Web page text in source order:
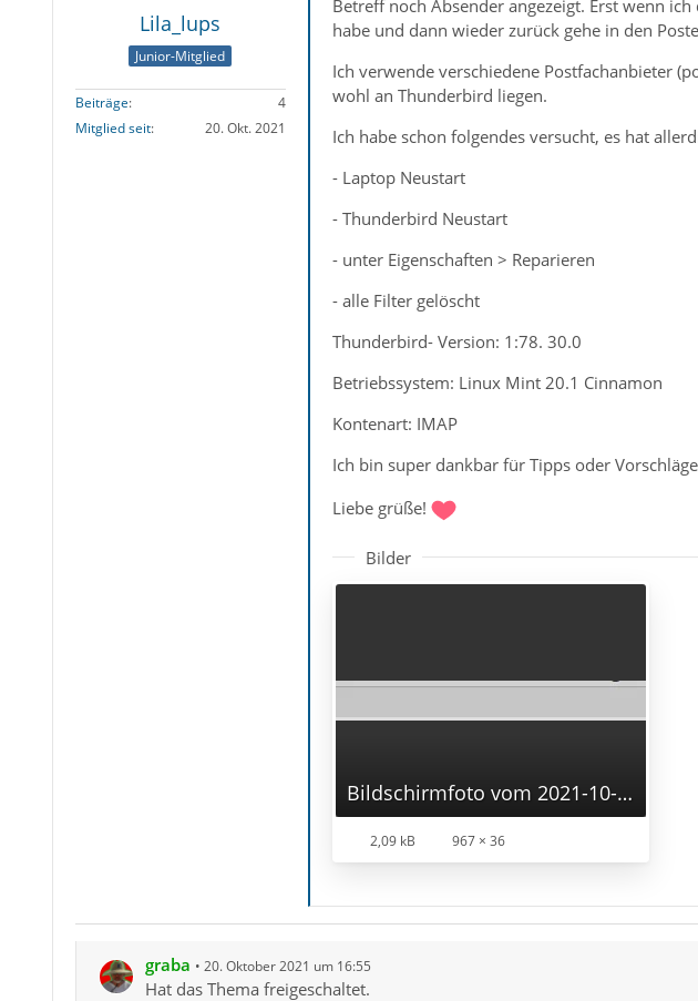
Lila_lups
Junior-Mitglied
Beiträge
4
Mitglied seit
20. Okt. 2021
Betreff noch Absender angezeigt. Erst wenn
habe und dann wieder zurück gehe in den
Ich verwende verschiedene Postfachanbieter
wohl an Thunderbird liegen.
Ich habe schon folgendes versucht, es hat
- Laptop Neustart
- Thunderbird Neustart
- unter Eigenschaften > Reparieren
- alle Filter gelöscht
Thunderbird- Version: 1:78. 30.0
Betriebssystem: Linux Mint 20.1 Cinnamon
Kontenart: IMAP
Ich bin super dankbar für Tipps oder Vorschläge
Liebe grüße!
Bilder
Bildschirmfoto vom 2021-10-20 11-24-15.png
2,09 kB 967 × 36
graba 20. Oktober 2021 um 16:55
Hat das Thema freigeschaltet.